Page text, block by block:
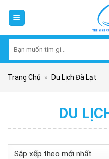
kiếm:
Trang Chủ » Du Lịch Đà Lạt
DU